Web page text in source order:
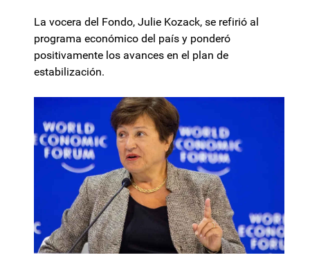
La vocera del Fondo, Julie Kozack, se refirió al
programa económico del país y ponderó
positivamente los avances en el plan de
estabilización.